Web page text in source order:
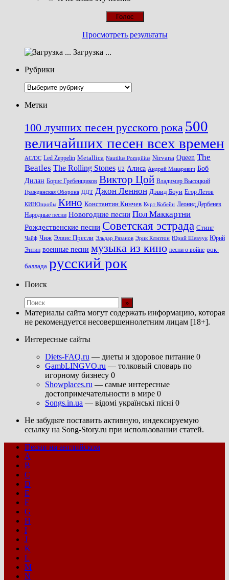
Просмотреть результаты
Загрузка ...
Рубрики
Рубрики
Метки
100 лучших песен русского рока 500
величайших песен всех времен
AC/DC Led Zeppelin Metallica Nautilus Pompilius Nirvana Queen The
Beatles The Rolling Stones U2 Алиса Андрей Макаревич Боб
Дилан Борис Гребенщиков Виктор Цой Владимир Высоцкий
Гражданская Оборона ДДТ Джон Леннон Дэвид Боуи Егор Летов
КИНОпробы Кино Константин Кинчев Курт Кобейн Леонид Дербенев
Народные песни Новогодние песни Пол Маккартни
Рождественские песни Советская эстрада Стинг
Чайф Чиж Элвис Пресли Эльдар Рязанов Эрик Клэптон Юрий Шевчук Юрий
Энтин военные песни музыка из кино песни о войне рок-
баллада русский рок
Поиск
Материалы сайта могут содержать информацию, которая
не рекомендуется несовершеннолетним лицам [18+].
Интересные сайты
Diets-FAQ.ru — диеты и здоровое питание 0
GambLINGVO.ru — толковый словарь по
игорному бизнесу 0
Showplaces.ru — самые интересные
достопримечательности в мире 0
Songs.in.ua — відомі українські пісні 0
Не забудьте поставить активную, индексируемую
ссылку на Song-Story.ru при использовании статей.
Песни на английском
A
B
C
D
E
F
G
H
I
J
K
L
M
N